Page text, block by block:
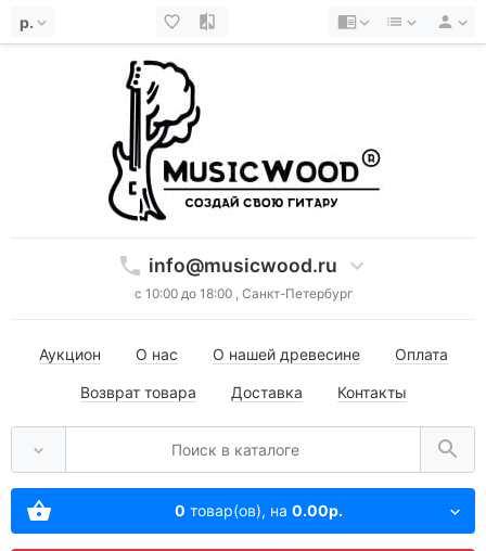
р.
info@musicwood.ru
с 10:00 до 18:00 , Санкт-Петербург
Аукцион О нас О нашей древесине Оплата
Возврат товара Доставка Контакты
0 товар(ов), на 0.00р.